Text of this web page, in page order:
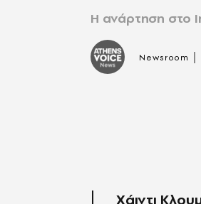
Η ανάρτηση στο
Newsroom